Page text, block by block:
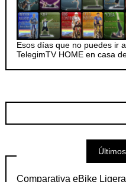
Esos días que no puedes ir
TelegimTV HOME en casa
Comparativa eBike